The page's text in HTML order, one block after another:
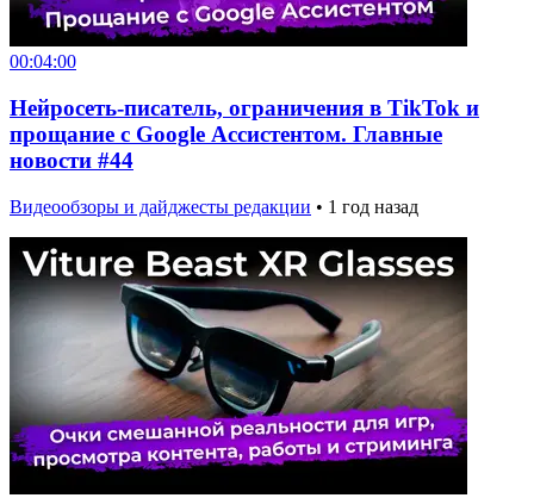
00:04:00
Нейросеть-писатель, ограничения в TikTok и
прощание с Google Ассистентом. Главные
новости #44
Видеообзоры и дайджесты редакции • 1 год назад